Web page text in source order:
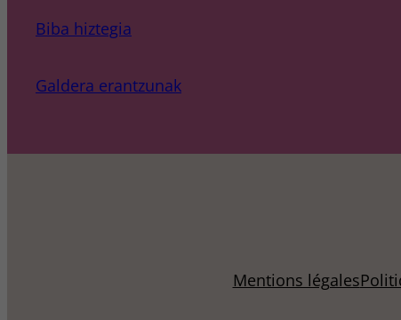
Biba hiztegia
Galdera erantzunak
Mentions légales